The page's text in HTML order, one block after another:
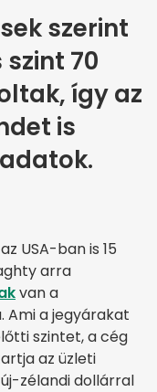
szerint
szint 70
így az
is
USA-ban is 15
arra
van a
Ami a jegyárakat
szintet, a cég
az üzleti
zélandi dollárral